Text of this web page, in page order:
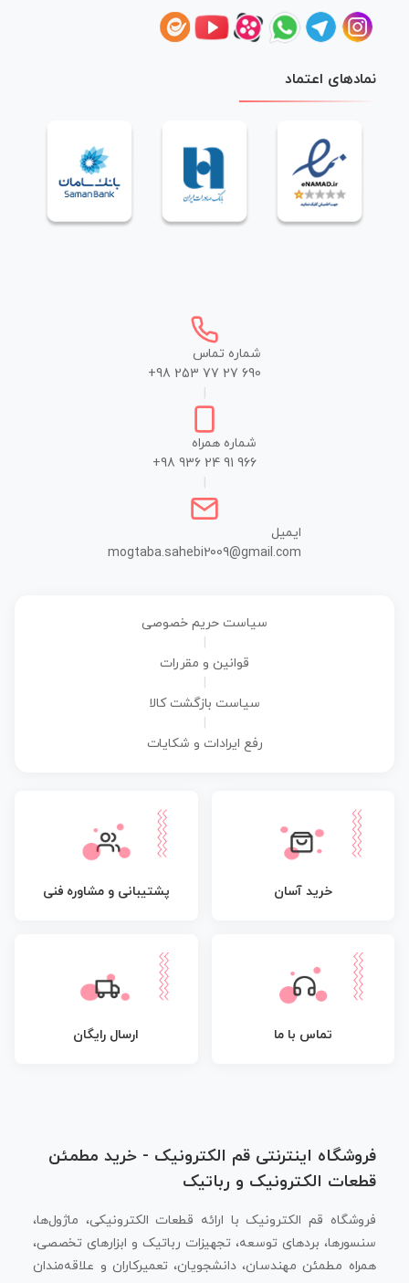
نمادهای اعتماد
شماره تماس
+98 253 77 27 690
شماره همراه
+98 936 24 91 966
ایمیل
mogtaba.sahebi2009@gmail.com
سیاست حریم خصوصی
قوانین و مقررات
سیاست بازگشت کالا
رفع ایرادات و شکایات
خرید آسان پشتیبانی و مشاوره فنی
تماس با ما ارسال رایگان
فروشگاه اینترنتی قم الکترونیک - خرید مطمئن
قطعات الکترونیک و رباتیک
فروشگاه قم الکترونیک با ارائه قطعات الکترونیکی، ماژول‌ها،
سنسورها، بردهای توسعه، تجهیزات رباتیک و ابزارهای تخصصی،
همراه مطمئن مهندسان، دانشجویان، تعمیرکاران و علاقه‌مندان